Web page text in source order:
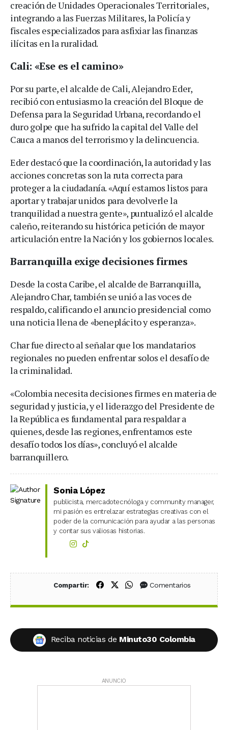
creación de Unidades Operacionales Territoriales,
integrando a las Fuerzas Militares, la Policía y
fiscales especializados para asfixiar las finanzas
ilícitas en la ruralidad.
Cali: «Ese es el camino»
Por su parte, el alcalde de Cali, Alejandro Eder,
recibió con entusiasmo la creación del Bloque de
Defensa para la Seguridad Urbana, recordando el
duro golpe que ha sufrido la capital del Valle del
Cauca a manos del terrorismo y la delincuencia.
Eder destacó que la coordinación, la autoridad y las
acciones concretas son la ruta correcta para
proteger a la ciudadanía. «Aquí estamos listos para
aportar y trabajar unidos para devolverle la
tranquilidad a nuestra gente», puntualizó el alcalde
caleño, reiterando su histórica petición de mayor
articulación entre la Nación y los gobiernos locales.
Barranquilla exige decisiones firmes
Desde la costa Caribe, el alcalde de Barranquilla,
Alejandro Char, también se unió a las voces de
respaldo, calificando el anuncio presidencial como
una noticia llena de «beneplácito y esperanza».
Char fue directo al señalar que los mandatarios
regionales no pueden enfrentar solos el desafío de
la criminalidad.
«Colombia necesita decisiones firmes en materia de
seguridad y justicia, y el liderazgo del Presidente de
la República es fundamental para respaldar a
quienes, desde las regiones, enfrentamos este
desafío todos los días», concluyó el alcalde
barranquillero.
Sonia López
publicista, mercadotecnóloga y community manager,
mi pasión es entrelazar estrategias creativas con el
poder de la comunicación para ayudar a las personas
y contar sus valiosas historias.
Compartir: Compartir en Facebook
Compartir en X (Twitter)
Compartir en WhatsApp
Comentarios
Reciba noticias de Minuto30 Colombia
ANUNCIO